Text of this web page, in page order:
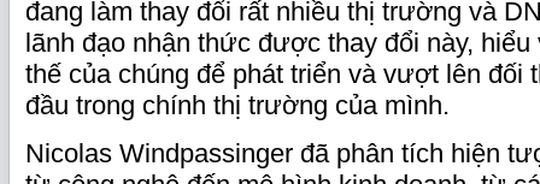
đang làm thay đổi rất nhiều thị trường và
lãnh đạo nhận thức được thay đổi này,
thế của chúng để phát triển và vượt lên đối
đầu trong chính thị trường của mình.
Nicolas Windpassinger đã phân tích hiện